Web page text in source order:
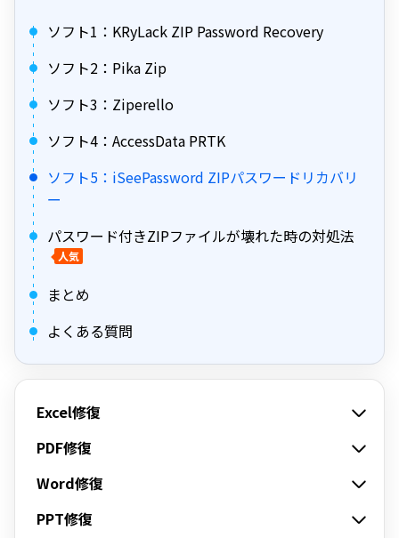
ソフト1：KRyLack ZIP Password Recovery
ソフト2：Pika Zip
ソフト3：Ziperello
ソフト4：AccessData PRTK
ソフト5：iSeePassword ZIPパスワードリカバリ
ー
パスワード付きZIPファイルが壊れた時の対処法
人気
まとめ
よくある質問
Excel修復
PDF修復
Word修復
PPT修復